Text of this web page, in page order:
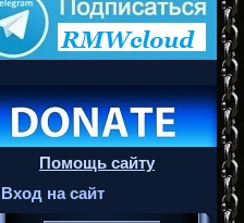
Помощь сайту
Вход на сайт